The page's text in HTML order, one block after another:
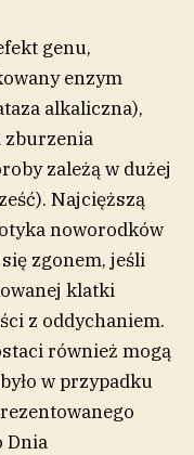
genu,
enzym
alkaliczna),
zburzenia
zależą w dużej
Najcięższą
noworodków
zgonem, jeśli
klatki
z oddychaniem.
również mogą
w przypadku
Dnia